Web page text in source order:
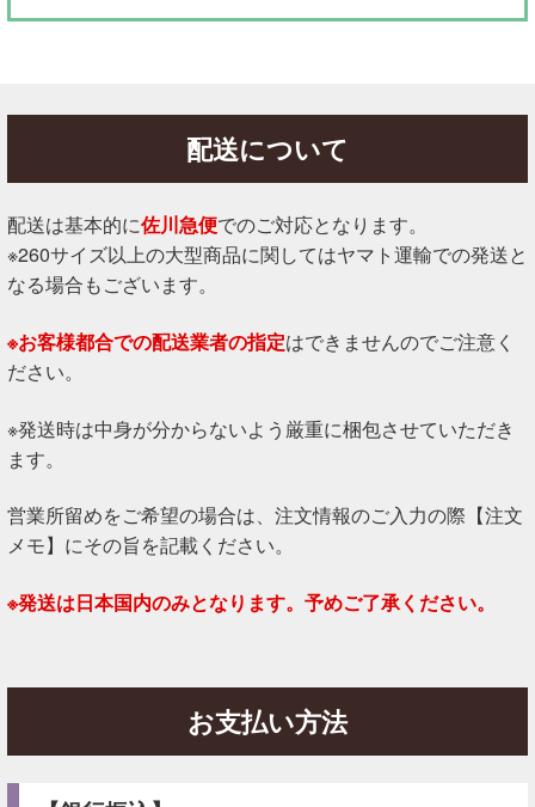
配送について
配送は基本的に佐川急便でのご対応となります。
※260サイズ以上の大型商品に関してはヤマト運輸での発送と
なる場合もございます。
※お客様都合での配送業者の指定はできませんのでご注意く
ださい。
※発送時は中身が分からないよう厳重に梱包させていただき
ます。
営業所留めをご希望の場合は、注文情報のご入力の際【注文
メモ】にその旨を記載ください。
※発送は日本国内のみとなります。予めご了承ください。
お支払い方法